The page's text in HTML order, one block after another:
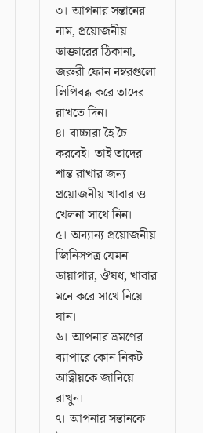
৩। আপনার সন্তানের
নাম, প্রয়োজনীয়
ডাক্তারের ঠিকানা,
জরুরী ফোন নম্বরগুলো
লিপিবদ্ধ করে তাদের
রাখতে দিন।
৪। বাচ্চারা হৈ চৈ
করবেই। তাই তাদের
শান্ত রাখার জন্য
প্রয়োজনীয় খাবার ও
খেলনা সাথে নিন।
৫। অন্যান্য প্রয়োজনীয়
জিনিসপত্র যেমন
ডায়াপার, ঔষধ, খাবার
মনে করে সাথে নিয়ে
যান।
৬। আপনার ভ্রমণের
ব্যাপারে কোন নিকট
আত্নীয়কে জানিয়ে
রাখুন।
৭। আপনার সন্তানকে